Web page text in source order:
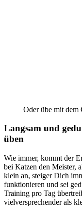
Oder übe mit dem
Langsam und
üben
Wie immer, kommt der
bei Katzen den Meister,
klein an, steiger Dich
funktionieren und sei
Training pro Tag
vielversprechender als